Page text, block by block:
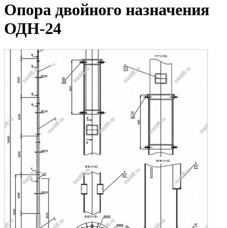
Опора двойного назначения
ОДН-24